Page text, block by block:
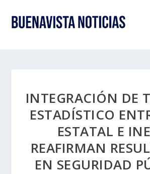
INTEGRACIÓN DE
ESTADÍSTICO
ESTATAL E
REAFIRMAN
EN SEGURIDAD